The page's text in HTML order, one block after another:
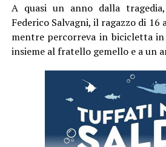
A quasi un anno dalla
Federico Salvagni, il ragazzo di
mentre percorreva in bicicletta in
insieme al fratello gemello e a un